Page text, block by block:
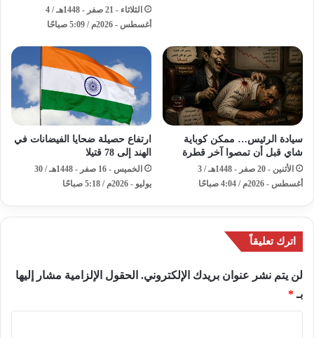
الثلاثاء - 21 صفر - 1448هـ / 4
أغسطس - 2026م / 5:09 صباحًا
سيادة الرئيس… ممكن كوباية
شاي قبل أن تمصوا آخر قطرة
الأثنين - 20 صفر - 1448هـ / 3
أغسطس - 2026م / 4:04 صباحًا
ارتفاع حصيلة ضحايا الفيضانات في
الهند إلى 78 قتيلا
الخميس - 16 صفر - 1448هـ / 30
يوليو - 2026م / 5:18 صباحًا
اترك تعليقاً
لن يتم نشر عنوان بريدك الإلكتروني. الحقول الإلزامية مشار إليها
بـ*